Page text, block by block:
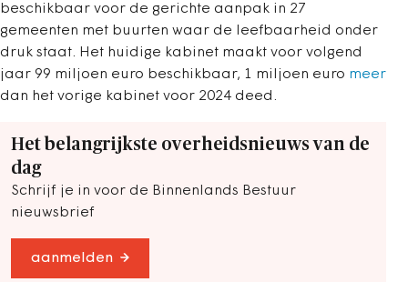
beschikbaar voor de gerichte aanpak in 27
gemeenten met buurten waar de leefbaarheid onder
druk staat. Het huidige kabinet maakt voor volgend
jaar 99 miljoen euro beschikbaar, 1 miljoen euro meer
dan het vorige kabinet voor 2024 deed.
Het belangrijkste overheidsnieuws van de
dag
Schrijf je in voor de Binnenlands Bestuur
nieuwsbrief
aanmelden